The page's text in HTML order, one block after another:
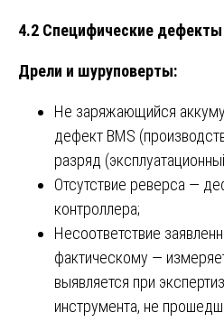
4.2 Специфические
Дрели и шуруповерты:
Не заряжающийся
дефект BMS
разряд
Отсутствие реверса —
контроллера;
Несоответствие
фактическому —
выявляется при
инструмента, не